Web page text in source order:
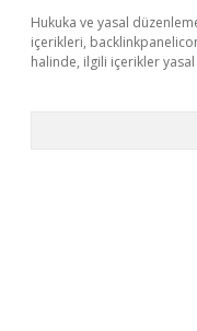
Hukuka ve yasal
içerikleri,
halinde, ilgili içerikler